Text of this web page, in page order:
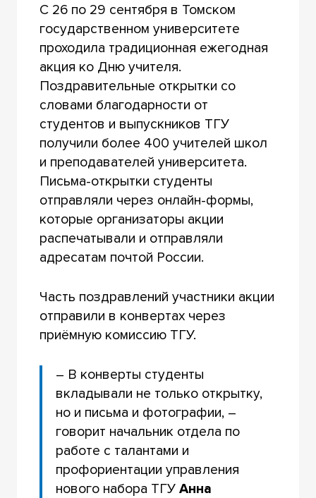
С 26 по 29 сентября в Томском
государственном университете
проходила традиционная ежегодная
акция ко Дню учителя.
Поздравительные открытки со
словами благодарности от
студентов и выпускников ТГУ
получили более 400 учителей школ
и преподавателей университета.
Письма-открытки студенты
отправляли через онлайн-формы,
которые организаторы акции
распечатывали и отправляли
адресатам почтой России.
Часть поздравлений участники акции
отправили в конвертах через
приёмную комиссию ТГУ.
– В конверты студенты
вкладывали не только открытку,
но и письма и фотографии, –
говорит начальник отдела по
работе с талантами и
профориентации управления
нового набора ТГУАнна